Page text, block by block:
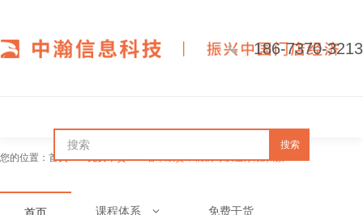
186-7370-3213
搜索
课程体系 免费干货
您的位置： 首页 免费干货 名车欣赏，辆辆可以让你倾家荡产